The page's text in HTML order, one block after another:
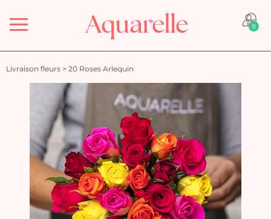
Menu 0
Livraison fleurs > 20 Roses Arlequin